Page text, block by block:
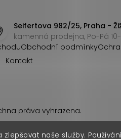
naše služby.
Seifertova 982/25, Praha -
kamenná prodejna, Po-Pá 10-
Obchodní podmínky
Kontakt
práva vyhrazena.